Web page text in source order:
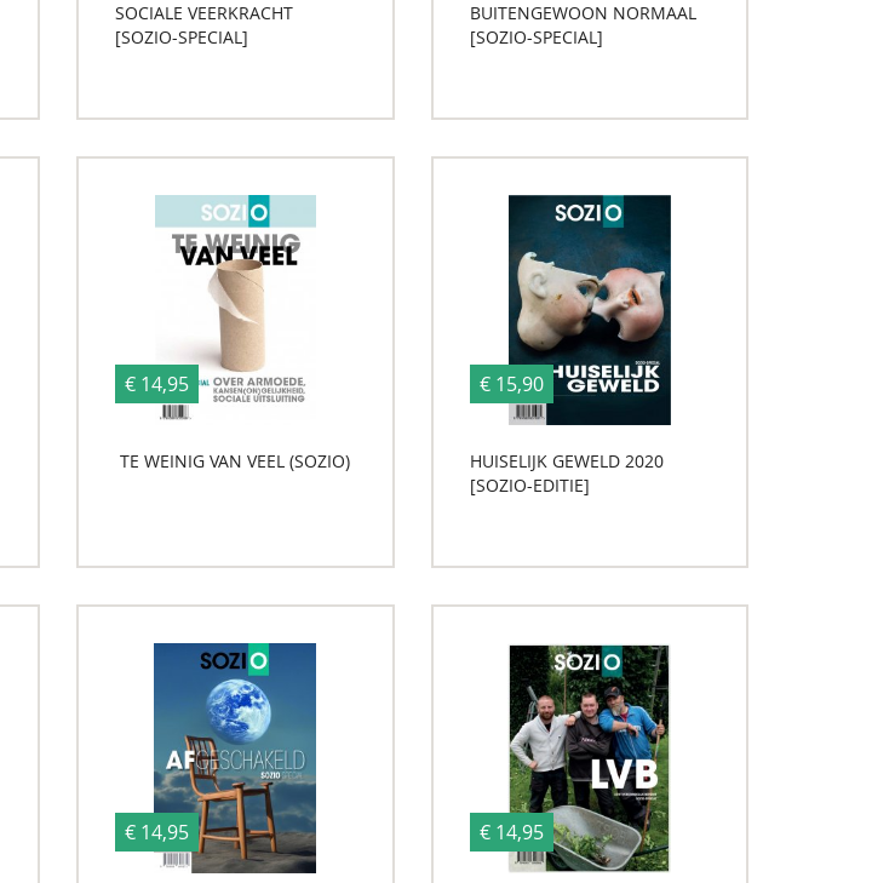
SOCIALE VEERKRACHT
[SOZIO-SPECIAL]
BUITENGEWOON NORMAAL
[SOZIO-SPECIAL]
€ 14,95
TE WEINIG VAN VEEL (SOZIO)
€ 15,90
HUISELIJK GEWELD 2020
[SOZIO-EDITIE]
€ 14,95 € 14,95